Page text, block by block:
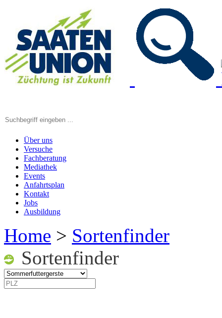
Über uns
Versuche
Fachberatung
Mediathek
Events
Anfahrtsplan
Kontakt
Jobs
Ausbildung
Home > Sortenfinder
Sortenfinder